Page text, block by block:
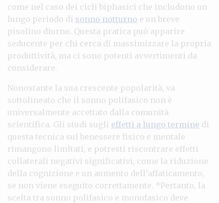
come nel caso dei cicli biphasici che includono un
lungo periodo di sonno notturno e un breve
pisolino diurno. Questa pratica può apparire
seducente per chi cerca di massimizzare la propria
produttività, ma ci sono potenti avvertimenti da
considerare.
Nonostante la sua crescente popolarità, va
sottolineato che il sonno polifasico non è
universalmente accettato dalla comunità
scientifica. Gli studi sugli effetti a lungo termine di
questa tecnica sul benessere fisico e mentale
rimangono limitati, e potresti riscontrare effetti
collaterali negativi significativi, come la riduzione
della cognizione e un aumento dell’affaticamento,
se non viene eseguito correttamente. *Pertanto, la
scelta tra sonno polifasico e monofasico deve